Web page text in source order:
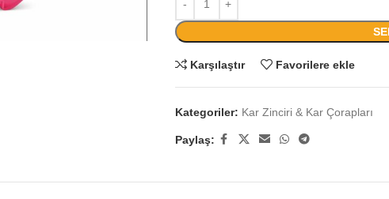
Karşılaştır Favorilere ekle
Kategoriler: Kar Zinciri & Kar Çorapları
Paylaş: